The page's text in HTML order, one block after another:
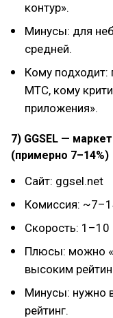
контур».
Минусы: для
средней.
Кому подходит:
МТС, кому
приложения».
7) GGSEL —
(примерно 7–14%)
Сайт: ggsel.net
Комиссия:
Скорость: 1–10
Плюсы: можно
высоким
Минусы: нужно
рейтинг.